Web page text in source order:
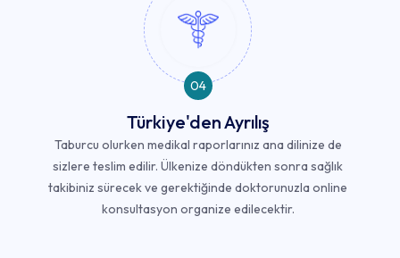
04
Türkiye'den Ayrılış
Taburcu olurken medikal raporlarınız ana dilinize de
sizlere teslim edilir. Ülkenize döndükten sonra sağlık
takibiniz sürecek ve gerektiğinde doktorunuzla online
konsultasyon organize edilecektir.